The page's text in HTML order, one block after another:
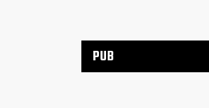
PUB